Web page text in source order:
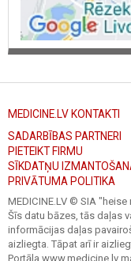
MEDICINE.LV KONTAKTI
SADARBĪBAS PARTNERI
PIETEIKT FIRMU
SĪKDATŅU
PRIVĀTUMA POLITIKA
MEDICINE.LV © SIA
Šīs datu bāzes, tās daļas
informācijas daļas
aizliegta. Tāpat arī ir
Portāla www.medicine.lv